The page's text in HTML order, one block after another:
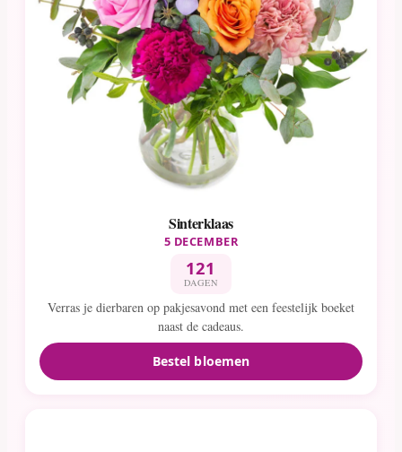
Sinterklaas
5 DECEMBER
121
DAGEN
Verras je dierbaren op pakjesavond met een feestelijk boeket
naast de cadeaus.
Bestel bloemen